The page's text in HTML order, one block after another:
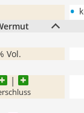
•
Vol.